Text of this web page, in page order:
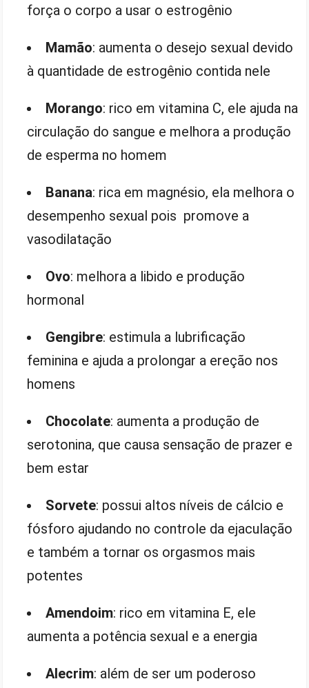
força o corpo a usar o estrogênio
Mamão: aumenta o desejo sexual devido
à quantidade de estrogênio contida nele
Morango: rico em vitamina C, ele ajuda na
circulação do sangue e melhora a produção
de esperma no homem
Banana: rica em magnésio, ela melhora o
desempenho sexual pois promove a
vasodilatação
Ovo: melhora a libido e produção
hormonal
Gengibre: estimula a lubrificação
feminina e ajuda a prolongar a ereção nos
homens
Chocolate: aumenta a produção de
serotonina, que causa sensação de prazer e
bem estar
Sorvete: possui altos níveis de cálcio e
fósforo ajudando no controle da ejaculação
e também a tornar os orgasmos mais
potentes
Amendoim: rico em vitamina E, ele
aumenta a potência sexual e a energia
Alecrim: além de ser um poderoso